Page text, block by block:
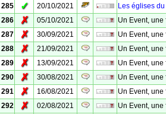
285
✓ 20/10/2021
Les églises
286
✗ 05/10/2021
Un Event,
287
✗ 30/09/2021
Un Event,
288
✗ 21/09/2021
Un Event,
289
✗ 13/09/2021
Un Event,
290
✗ 30/08/2021
Un Event,
291
✗ 16/08/2021
Un Event,
292
✗ 02/08/2021
Un Event,